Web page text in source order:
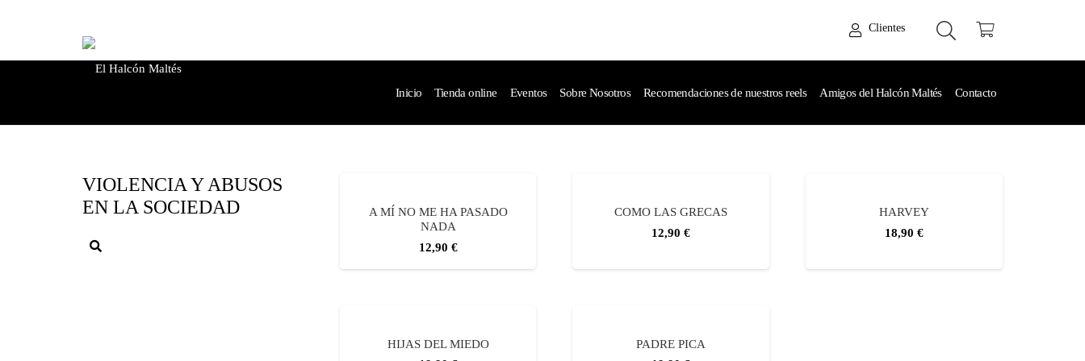
Clientes
productos
Inicio Tienda online Eventos Sobre Nosotros Recomendaciones de nuestros reels Amigos del Halcón Maltés Contacto
VIOLENCIA Y ABUSOS
EN LA SOCIEDAD
productos
A MÍ NO ME HA PASADO
NADA
12,90 €
COMO LAS GRECAS
12,90€
HARVEY
18,90€
HIJAS DEL MIEDO
PADRE PICA